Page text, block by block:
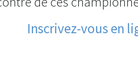
Inscrivez-vous en